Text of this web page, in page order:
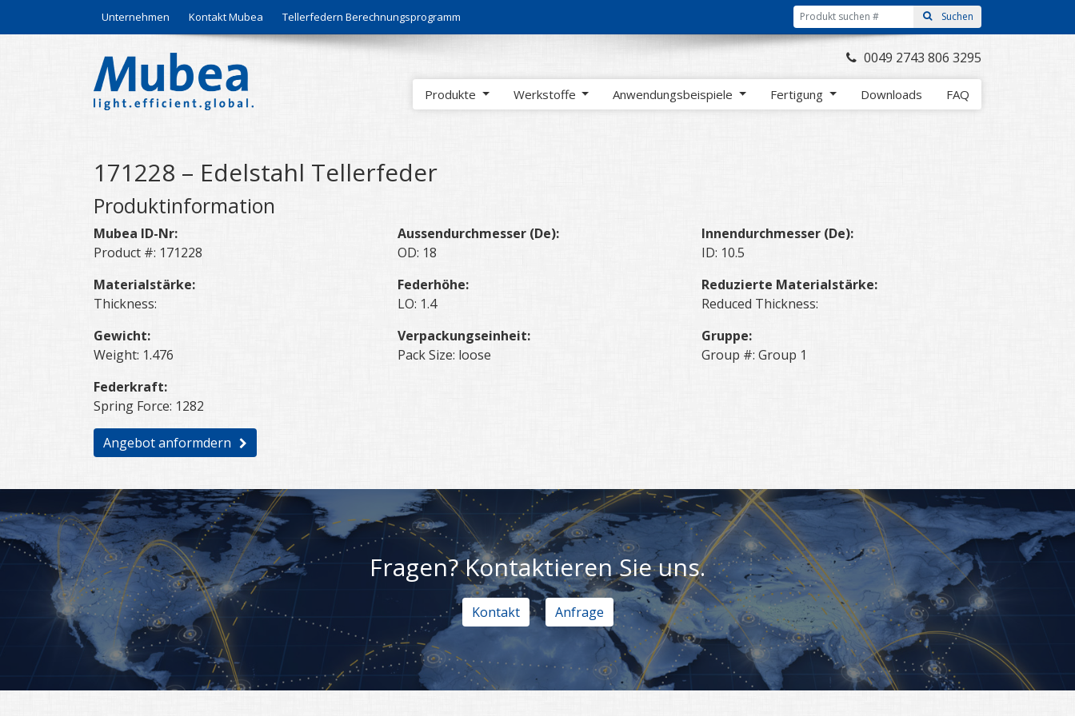
Unternehmen Kontakt Mubea Tellerfedern Berechnungsprogramm
0049 2743 806 3295
Produkte Werkstoffe Anwendungsbeispiele Fertigung Downloads FAQ
171228 – Edelstahl Tellerfeder
Produktinformation
Mubea ID-Nr:
Product #: 171228
Aussendurchmesser (De):
OD: 18
Innendurchmesser (De):
ID: 10.5
Materialstärke:
Thickness:
Federhöhe:
LO: 1.4
Reduzierte Materialstärke:
Reduced Thickness:
Gewicht:
Weight: 1.476
Verpackungseinheit:
Pack Size: loose
Gruppe:
Group #: Group 1
Federkraft:
Spring Force: 1282
Angebot anformdern
Fragen? Kontaktieren Sie uns.
Kontakt Anfrage